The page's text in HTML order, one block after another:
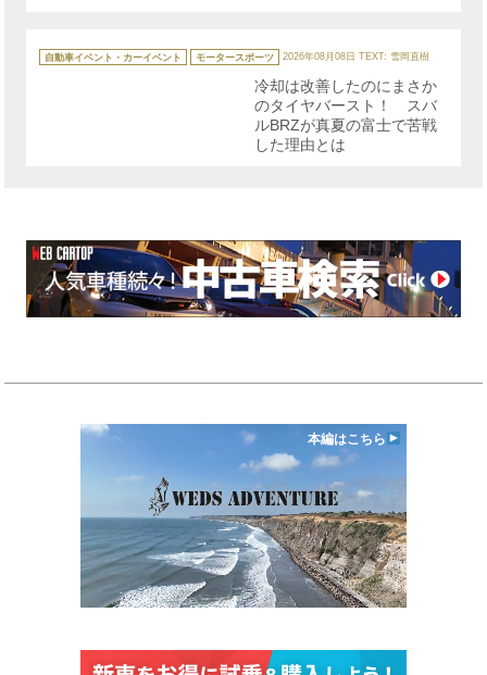
テ
ゴ
自動車イベント・カーイベント モータースポーツ 2026年08月08日 TEXT: 雪岡直樹
冷却は改善したのにまさか
のタイヤバースト！ スバ
ルBRZが真夏の富士で苦戦
した理由とは
本編はこちら